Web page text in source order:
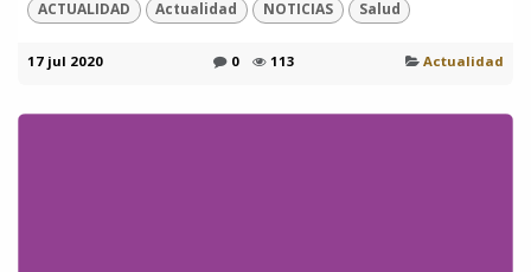
ACTUALIDAD Actualidad NOTICIAS Salud
17 jul 2020 0 113 Actualidad